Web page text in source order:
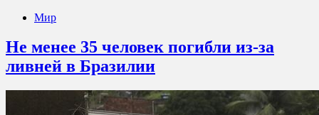
Мир
Не менее 35 человек погибли из-за
ливней в Бразилии